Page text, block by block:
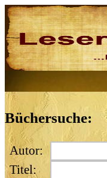
Büchersuche:
Autor:
Titel: